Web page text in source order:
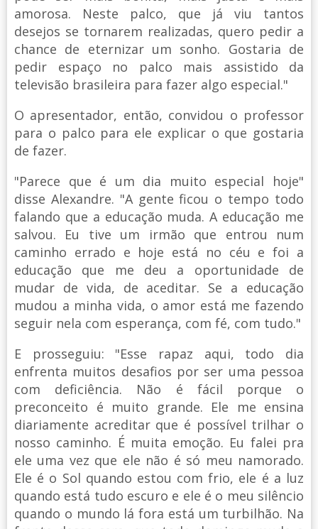
amorosa. Neste palco, que já viu tantos
desejos se tornarem realizadas, quero pedir a
chance de eternizar um sonho. Gostaria de
pedir espaço no palco mais assistido da
televisão brasileira para fazer algo especial."
O apresentador, então, convidou o professor
para o palco para ele explicar o que gostaria
de fazer.
"Parece que é um dia muito especial hoje"
disse Alexandre. "A gente ficou o tempo todo
falando que a educação muda. A educação me
salvou. Eu tive um irmão que entrou num
caminho errado e hoje está no céu e foi a
educação que me deu a oportunidade de
mudar de vida, de aceditar. Se a educação
mudou a minha vida, o amor está me fazendo
seguir nela com esperança, com fé, com tudo."
E prosseguiu: "Esse rapaz aqui, todo dia
enfrenta muitos desafios por ser uma pessoa
com deficiência. Não é fácil porque o
preconceito é muito grande. Ele me ensina
diariamente acreditar que é possível trilhar o
nosso caminho. É muita emoção. Eu falei pra
ele uma vez que ele não é só meu namorado.
Ele é o Sol quando estou com frio, ele é a luz
quando está tudo escuro e ele é o meu silêncio
quando o mundo lá fora está um turbilhão. Na